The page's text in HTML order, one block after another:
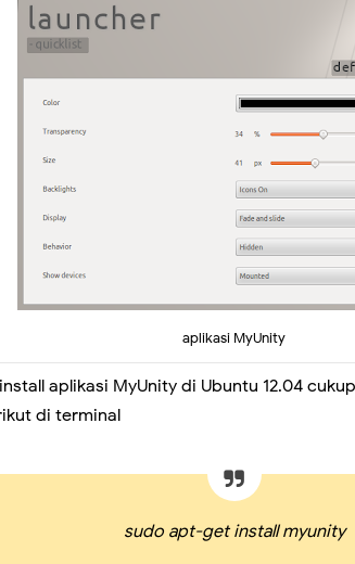
Pelatihan Pelaksanaan USBN SMA Tahun 2019
Workshop Membangun LMS Sekolah MKKS
Perubahan Bentuk Rapor Untuk SKS, Perlu
Panduan Penilaian SMA edisi November 2016.
Pilkada Rasa Pilpres. Sedikit Pendapat Saya
Pelatihan Penggunaan Soal-soal berbasis LMS
Hari Ini Pendaftaran Sekolah Kedinasan 2025
aplikasi MyUnity
aplikasi MyUnity di Ubuntu 12.04
di terminal
sudo apt-get install myunity